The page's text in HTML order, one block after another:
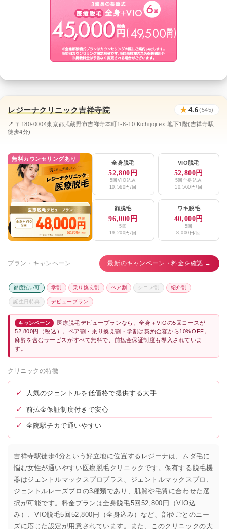
レジーナクリニック吉祥寺院 ★ 4.6(545)
📍 〒180-0004東京都武蔵野市吉祥寺本町1-8-10 Kichijoji ex 地下1階(吉祥寺駅
徒歩4分)
無料カウンセリングあり
全身脱毛
52,800円
5回VIO込み
10,560円/回
VIO脱毛
52,800円
5回全身込み
10,560円/回
顔脱毛
96,000円
5回
19,200円/回
ワキ脱毛
40,000円
5回
8,000円/回
プラン・キャンペーン 最新のキャンペーン・料金を確認 →
都度払い可 学割 乗り換え割 ペア割 シニア割 紹介割
誕生日特典 デビュープラン
キャンペーン
医療脱毛デビュープランなら、全身＋VIOの5回コースが
52,800円（税込）。ペア割・乗り換え割・学割は契約金額から10%OFF。
麻酔を含むサービスがすべて無料で、前払金保証制度も導入されていま
す。
クリニックの特徴
✓ 人気のジェントルを低価格で提供する大手
✓ 前払金保証制度付きで安心
✓ 全院駅チカで通いやすい
吉祥寺駅徒歩4分という好立地に位置するレジーナは、ムダ毛に
悩む女性が通いやすい医療脱毛クリニックです。保有する脱毛機
器はジェントルマックスプロプラス、ジェントルマックスプロ、
ジェントルレーズプロの3種類であり、肌質や毛質に合わせた選
択が可能です。料金プランは全身脱毛5回52,800円（VIO込
み）、VIO脱毛5回52,800円（全身込み）など、部位ごとのニー
ズに応じた設定が用意されています。また、このクリニックの大